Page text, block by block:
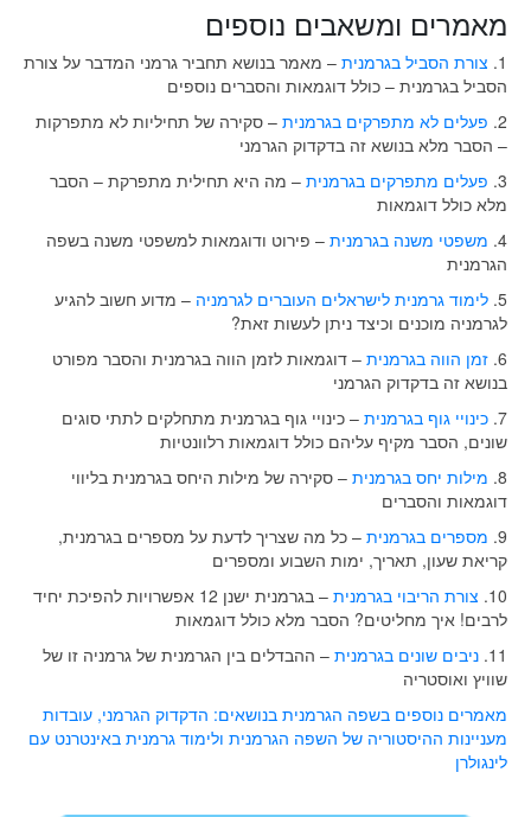
מאמרים ומשאבים נוספים
1. צורת הסביל בגרמנית – מאמר בנושא תחביר גרמני המדבר על צורת
הסביל בגרמנית – כולל דוגמאות והסברים נוספים
2. פעלים לא מתפרקים בגרמנית – סקירה של תחיליות לא מתפרקות
– הסבר מלא בנושא זה בדקדוק הגרמני
3. פעלים מתפרקים בגרמנית – מה היא תחילית מתפרקת – הסבר
מלא כולל דוגמאות
4. משפטי משנה בגרמנית – פירוט ודוגמאות למשפטי משנה בשפה
הגרמנית
5. לימוד גרמנית לישראלים העוברים לגרמניה – מדוע חשוב להגיע
לגרמניה מוכנים וכיצד ניתן לעשות זאת?
6. זמן הווה בגרמנית – דוגמאות לזמן הווה בגרמנית והסבר מפורט
בנושא זה בדקדוק הגרמני
7. כינויי גוף בגרמנית – כינויי גוף בגרמנית מתחלקים לתתי סוגים
שונים, הסבר מקיף עליהם כולל דוגמאות רלוונטיות
8. מילות יחס בגרמנית – סקירה של מילות היחס בגרמנית בליווי
דוגמאות והסברים
9. מספרים בגרמנית – כל מה שצריך לדעת על מספרים בגרמנית,
קריאת שעון, תאריך, ימות השבוע ומספרים
10. צורת הריבוי בגרמנית
– בגרמנית ישנן 12 אפשרויות להפיכת יחיד
לרבים! איך מחליטים? הסבר מלא כולל דוגמאות
11. ניבים שונים בגרמנית – ההבדלים בין הגרמנית של גרמניה זו של
שוויץ ואוסטריה
מאמרים נוספים בשפה הגרמנית בנושאים: הדקדוק הגרמני, עובדות
מעניינות ההיסטוריה של השפה הגרמנית ולימוד גרמנית באינטרנט עם
לינגולרן